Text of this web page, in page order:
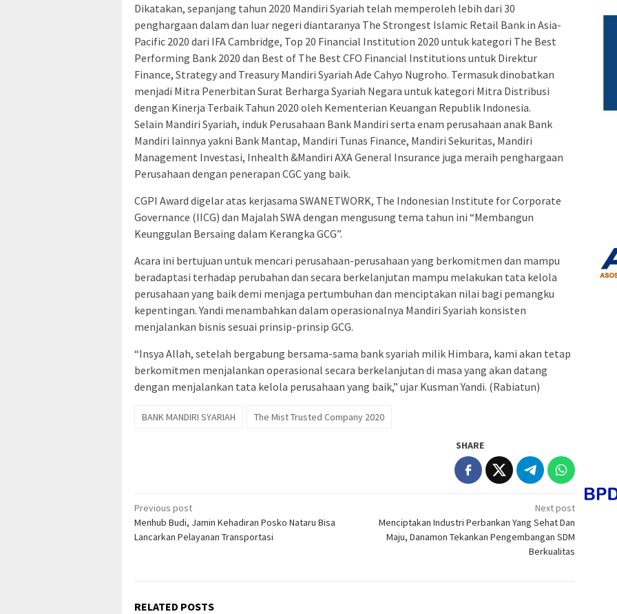
Dikatakan, sepanjang tahun 2020 Mandiri Syariah telah memperoleh lebih dari 30
penghargaan dalam dan luar negeri diantaranya The Strongest Islamic Retail Bank in Asia-
Pacific 2020 dari IFA Cambridge, Top 20 Financial Institution 2020 untuk kategori The Best
Performing Bank 2020 dan Best of The Best CFO Financial Institutions untuk Direktur
Finance, Strategy and Treasury Mandiri Syariah Ade Cahyo Nugroho. Termasuk dinobatkan
menjadi Mitra Penerbitan Surat Berharga Syariah Negara untuk kategori Mitra Distribusi
dengan Kinerja Terbaik Tahun 2020 oleh Kementerian Keuangan Republik Indonesia.
Selain Mandiri Syariah, induk Perusahaan Bank Mandiri serta enam perusahaan anak Bank
Mandiri lainnya yakni Bank Mantap, Mandiri Tunas Finance, Mandiri Sekuritas, Mandiri
Management Investasi, Inhealth &Mandiri AXA General Insurance juga meraih penghargaan
Perusahaan dengan penerapan CGC yang baik.
CGPI Award digelar atas kerjasama SWANETWORK, The Indonesian Institute for Corporate
Governance (IICG) dan Majalah SWA dengan mengusung tema tahun ini “Membangun
Keunggulan Bersaing dalam Kerangka GCG”.
Acara ini bertujuan untuk mencari perusahaan-perusahaan yang berkomitmen dan mampu
beradaptasi terhadap perubahan dan secara berkelanjutan mampu melakukan tata kelola
perusahaan yang baik demi menjaga pertumbuhan dan menciptakan nilai bagi pemangku
kepentingan. Yandi menambahkan dalam operasionalnya Mandiri Syariah konsisten
menjalankan bisnis sesuai prinsip-prinsip GCG.
“Insya Allah, setelah bergabung bersama-sama bank syariah milik Himbara, kami akan tetap
berkomitmen menjalankan operasional secara berkelanjutan di masa yang akan datang
dengan menjalankan tata kelola perusahaan yang baik,” ujar Kusman Yandi. (Rabiatun)
BANK MANDIRI SYARIAH The Mist Trusted Company 2020
SHARE
Post
navigation
Previous post
Menhub Budi, Jamin Kehadiran Posko Nataru Bisa
Lancarkan Pelayanan Transportasi
Next post
Menciptakan Industri Perbankan Yang Sehat Dan
Maju, Danamon Tekankan Pengembangan SDM
Berkualitas
RELATED POSTS